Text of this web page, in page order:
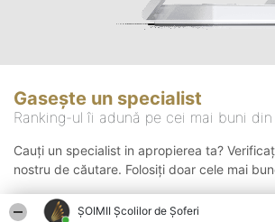
ŞOIMII Școlilor de Șoferi
Gasește un specialist
Ranking-ul îi adună pe cei mai buni
Cauți un specialist in apropierea ta?
nostru de căutare. Folosiți doar cele mai